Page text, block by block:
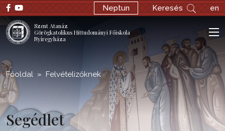
; Neptun Keresés en
Szent Atanáz
Görögkatolikus Hittudományi Főiskola
Nyíregyháza
Főoldal Felvételizőknek
Segédlet